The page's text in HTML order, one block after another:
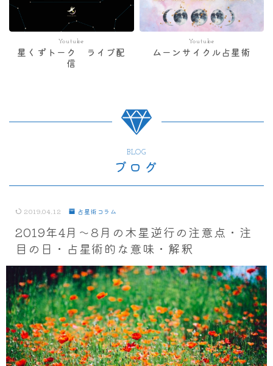
Youtube
星くずトーク ライブ配
信
Youtube
ムーンサイクル占星術
BLOG
ブログ
2019.04.12 占星術コラム
2019年4月～8月の木星逆行の注意点・注
目の日・占星術的な意味・解釈